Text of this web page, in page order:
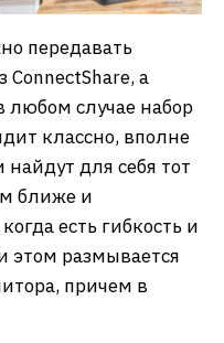
передавать
ConnectShare, а
случае набор
классно, вполне
найдут для себя тот
ближе и
есть гибкость и
этом размывается
причем в